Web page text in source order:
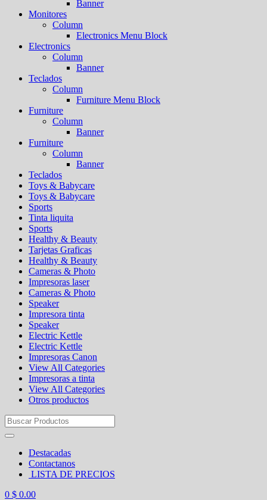
Banner
Monitores
Column
Electronics Menu Block
Electronics
Column
Banner
Teclados
Column
Furniture Menu Block
Furniture
Column
Banner
Furniture
Column
Banner
Teclados
Toys & Babycare
Toys & Babycare
Sports
Tinta liquita
Sports
Healthy & Beauty
Tarjetas Graficas
Healthy & Beauty
Cameras & Photo
Impresoras laser
Cameras & Photo
Speaker
Impresora tinta
Speaker
Electric Kettle
Electric Kettle
Impresoras Canon
View All Categories
Impresoras a tinta
View All Categories
Otros productos
Search
for:
Destacadas
Contactanos
LISTA DE PRECIOS
0 $ 0.00